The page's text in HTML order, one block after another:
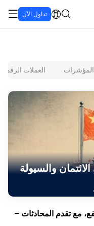
تداول الآن
المؤشرات العملات الرقمية
والسيولة
مع تقدم المحادثات –